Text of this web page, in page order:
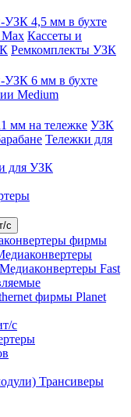
4,5 мм в бухте
Кассеты и
Ремкомплекты УЗК
6 мм в бухте
Medium
мм на тележке УЗК
Тележки для
для УЗК
с
фирмы
Fast
фирмы Planet
с
Трансиверы